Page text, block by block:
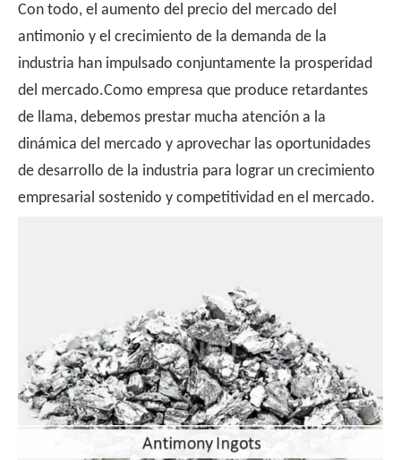
Con todo, el aumento del precio del mercado del
antimonio y el crecimiento de la demanda de la
industria han impulsado conjuntamente la prosperidad
del mercado.Como empresa que produce retardantes
de llama, debemos prestar mucha atención a la
dinámica del mercado y aprovechar las oportunidades
de desarrollo de la industria para lograr un crecimiento
empresarial sostenido y competitividad en el mercado.